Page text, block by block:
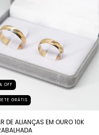
OFF
GRÁTIS
DE ALIANÇAS EM OURO 10K